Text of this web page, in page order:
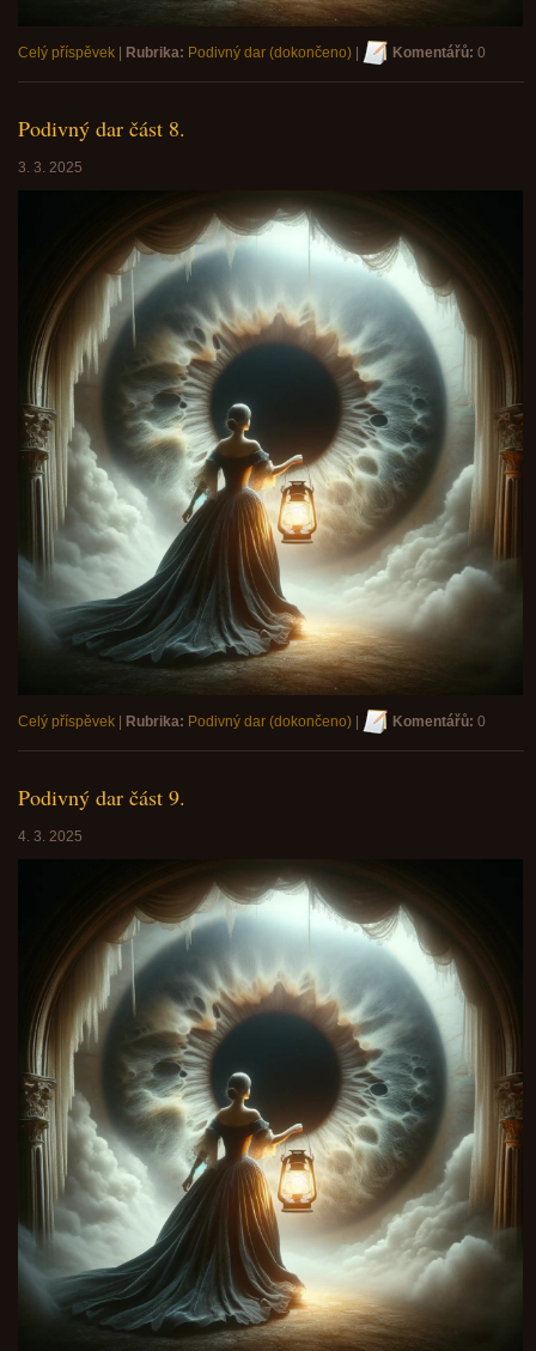
Celý příspěvek Rubrika: Podivný dar (dokončeno) Komentářů: 0
Podivný dar část 8.
3. 3. 2025
Celý příspěvek Rubrika: Podivný dar (dokončeno) Komentářů: 0
Podivný dar část 9.
4. 3. 2025